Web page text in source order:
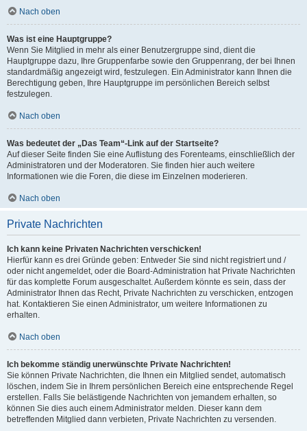
Nach oben
Was ist eine Hauptgruppe?
Wenn Sie Mitglied in mehr als einer Benutzergruppe sind, dient die
Hauptgruppe dazu, Ihre Gruppenfarbe sowie den Gruppenrang, der bei Ihnen
standardmäßig angezeigt wird, festzulegen. Ein Administrator kann Ihnen die
Berechtigung geben, Ihre Hauptgruppe im persönlichen Bereich selbst
festzulegen.
Nach oben
Was bedeutet der „Das Team“-Link auf der Startseite?
Auf dieser Seite finden Sie eine Auflistung des Forenteams, einschließlich der
Administratoren und der Moderatoren. Sie finden hier auch weitere
Informationen wie die Foren, die diese im Einzelnen moderieren.
Nach oben
Private Nachrichten
Ich kann keine Privaten Nachrichten verschicken!
Hierfür kann es drei Gründe geben: Entweder Sie sind nicht registriert und /
oder nicht angemeldet, oder die Board-Administration hat Private Nachrichten
für das komplette Forum ausgeschaltet. Außerdem könnte es sein, dass der
Administrator Ihnen das Recht, Private Nachrichten zu verschicken, entzogen
hat. Kontaktieren Sie einen Administrator, um weitere Informationen zu
erhalten.
Nach oben
Ich bekomme ständig unerwünschte Private Nachrichten!
Sie können Private Nachrichten, die Ihnen ein Mitglied sendet, automatisch
löschen, indem Sie in Ihrem persönlichen Bereich eine entsprechende Regel
erstellen. Falls Sie belästigende Nachrichten von jemandem erhalten, so
können Sie dies auch einem Administrator melden. Dieser kann dem
betreffenden Mitglied dann verbieten, Private Nachrichten zu versenden.